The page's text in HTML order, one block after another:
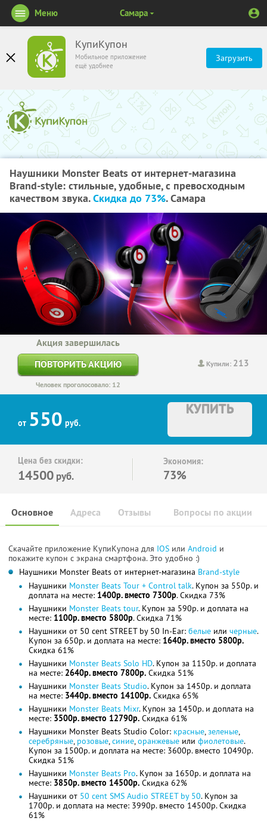
КупиКупон
Мобильное приложение
ещё удобнее
Загрузить
Меню Самара
Наушники Monster Beats от интернет-магазина
Brand-style: стильные, удобные, с превосходным
качеством звука.Скидка до 73%. Самара
Купили: 213
Акция завершилась
ПОВТОРИТЬ АКЦИЮ
Человек проголосовало: 12
от 550 руб.
КУПИТЬ
Цена без скидки:
14500 руб.
Экономия:
73%
Основное Отзывы Вопросы по акции
Адреса
Скачайте приложение КупиКупона для IOS или Android и
покажите купон с экрана смартфона. Это удобно :)
Наушники Monster Beats от интернет-магазина Brand-style
Наушники Monster Beats Tour + Control talk. Купон за 550р. и
доплата на месте: 1400р. вместо 7300р. Скидка 73%
Наушники Monster Beats tour. Купон за 590р. и доплата на
месте: 1100р. вместо 5800р. Скидка 71%
Наушники от 50 cent STREET by 50 In-Ear: белые или черные.
Купон за 650р. и доплата на месте: 1640р. вместо 5800р.
Скидка 61%
Наушники Monster Beats Solo HD. Купон за 1150р. и доплата
на месте: 2640р. вместо 7800р. Скидка 51%
Наушники Monster Beats Studio. Купон за 1450р. и доплата
на месте: 3440р. вместо 14100р. Скидка 65%
Наушники Monster Beats Mixr. Купон за 1450р. и доплата на
месте: 3500р. вместо 12790р. Скидка 61%
Наушники Monster Beats Studio Color: красные,зеленые,
серебряные, розовые,синие,оранжевые или фиолетовые.
Купон за 1500р. и доплата на месте: 3600р. вместо 10490р.
Скидка 51%
Наушники Monster Beats Pro. Купон за 1650р. и доплата на
месте: 3850р. вместо 14500р. Скидка 62%
Наушники от 50 cent SMS Audio STREET by 50. Купон за
1700р. и доплата на месте: 3990р. вместо 14500р. Скидка
61%